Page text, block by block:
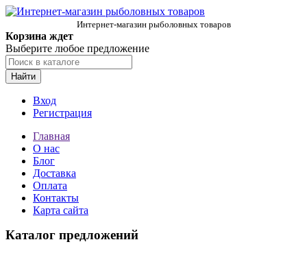
Интернет-магазин рыболовных товаров
Корзина ждет
Выберите любое предложение
Найти
Вход
Регистрация
Главная
О нас
Блог
Доставка
Оплата
Контакты
Карта сайта
Каталог предложений